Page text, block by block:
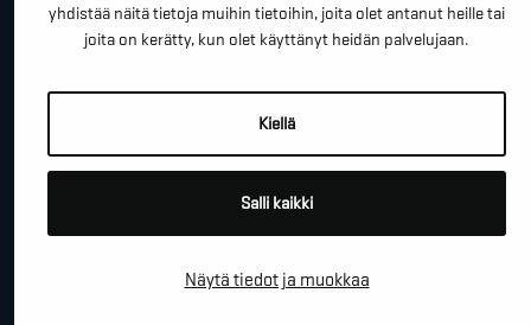
yhdistää näitä tietoja muihin tietoihin, joita olet antanut heille tai
joita on kerätty, kun olet käyttänyt heidän palvelujaan.
Kiellä
Salli kaikki
Näytä tiedot ja muokkaa
E-MAIL *